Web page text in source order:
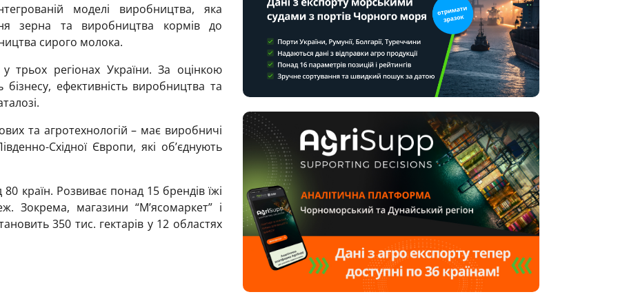
моделі виробництва, яка
зерна та виробництва кормів до
сирого молока.
регіонах України. За оцінкою
ефективність виробництва та
та агротехнологій – має виробничі
Східної Європи, які об’єднують
країн. Розвиває понад 15 брендів їжі
Зокрема, магазини “М’ясомаркет” і
350 тис. гектарів у 12 областях